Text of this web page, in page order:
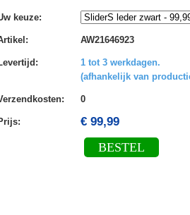
keuze:
: AW21646923
Levertijd :
1 tot 3 werkdagen.
(afhankelijk van
: 0
€ 99,99
BESTEL